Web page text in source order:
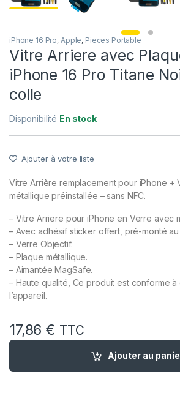
iPhone 16 Pro, Apple, Pieces Portable
Vitre Arriere avec
iPhone 16 Pro Titane
colle
Disponibilité En stock
Ajouter à votre liste
Vitre Arrière remplacement pour iPhone +
métallique préinstallée – sans NFC.
– Vitre Arriere pour iPhone en Verre avec
– Avec adhésif sticker offert, pré-monté au
– Verre Objectif.
– Plaque métallique.
– Aimantée MagSafe.
– Haute qualité, Ce produit est conforme
l’appareil.
17,86 € TTC
quantité de Vitre Arriere avec Plaque
Ajouter au